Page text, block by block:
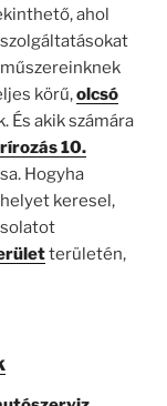
ahol
körű,olcsó
És akik számára
10.
Hogyha
keresel,
területén,